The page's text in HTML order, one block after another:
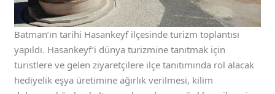
Batman’ın tarihi Hasankeyf ilçesinde turizm toplantısı
yapıldı. Hasankeyf’i dünya turizmine tanıtmak için
turistlere ve gelen ziyaretçilere ilçe tanıtımında rol alacak
hediyelik eşya üretimine ağırlık verilmesi, kilim